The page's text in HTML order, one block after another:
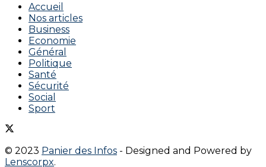
Accueil
Nos articles
Business
Economie
Général
Politique
Santé
Sécurité
Social
Sport
© 2023 Panier des Infos - Designed and Powered by
Lenscorpx.